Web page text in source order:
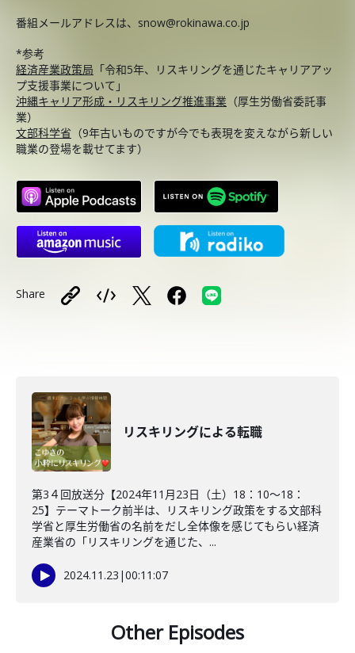
番組メールアドレスは、snow@rokinawa.co.jp
*参考
経済産業政策局 「令和5年、リスキリングを通じたキャリアアッ
プ支援事業について」
沖縄キャリア形成・リスキリング推進事業 （厚生労働省委託事
業）
文部科学省 （9年古いものですが今でも表現を変えながら新しい
職業の登場を載せてます）
Share
リスキリングによる転職
第3４回放送分【2024年11月23日（土）18：10～18：
25】テーマトーク前半は、リスキリング政策をする文部科
学省と厚生労働省の名前をだし全体像を感じてもらい経済
産業省の「リスキリングを通じた、...
2024.11.23 |00:11:07
Other Episodes